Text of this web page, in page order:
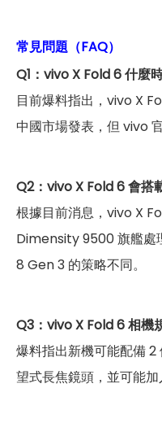
常見問題（FAQ）
Q1：vivo X Fold 6 什麼
目前爆料指出，vivo X
中國市場發表，但 vivo
Q2：vivo X Fold 6 會搭
根據目前消息，vivo X
Dimensity 9500 旗艦處
8 Gen 3 的策略不同。
Q3：vivo X Fold 6 相機
爆料指出新機可能配備
望式長焦鏡頭，並可能